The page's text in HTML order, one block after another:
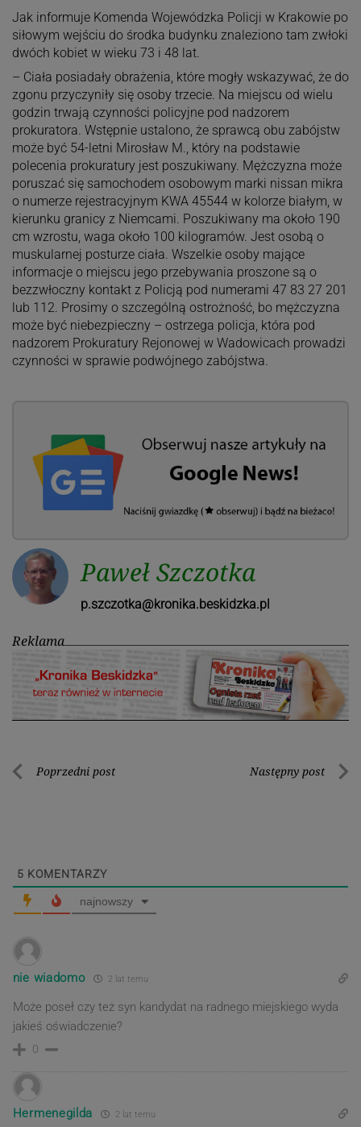
Jak informuje Komenda Wojewódzka Policji w Krakowie po
siłowym wejściu do środka budynku znaleziono tam zwłoki
dwóch kobiet w wieku 73 i 48 lat.
– Ciała posiadały obrażenia, które mogły wskazywać, że do
zgonu przyczyniły się osoby trzecie. Na miejscu od wielu
godzin trwają czynności policyjne pod nadzorem
prokuratora. Wstępnie ustalono, że sprawcą obu zabójstw
może być 54-letni Mirosław M., który na podstawie
polecenia prokuratury jest poszukiwany. Mężczyzna może
poruszać się samochodem osobowym marki nissan mikra
o numerze rejestracyjnym KWA 45544 w kolorze białym, w
kierunku granicy z Niemcami. Poszukiwany ma około 190
cm wzrostu, waga około 100 kilogramów. Jest osobą o
muskularnej posturze ciała. Wszelkie osoby mające
informacje o miejscu jego przebywania proszone są o
bezzwłoczny kontakt z Policją pod numerami 47 83 27 201
lub 112. Prosimy o szczególną ostrożność, bo mężczyzna
może być niebezpieczny – ostrzega policja, która pod
nadzorem Prokuratury Rejonowej w Wadowicach prowadzi
czynności w sprawie podwójnego zabójstwa.
Paweł Szczotka
p.szczotka@kronika.beskidzka.pl
Reklama
Nawigacja
Poprzedni post Następny post
5 KOMENTARZY
najnowszy
nie wiadomo 2 lat temu
Może poseł czy też syn kandydat na radnego miejskiego wyda
jakieś oświadczenie?
0
Hermenegilda 2 lat temu